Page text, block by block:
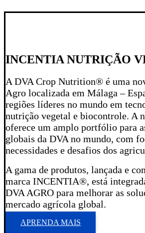
INCENTIA NUTRIÇÃO
A DVA Crop Nutrition® é uma
Agro localizada em Málaga –
regiões líderes no mundo em
nutrição vegetal e biocontrole. A
oferece um amplo portfólio para
globais da DVA no mundo, com
necessidades e desafios dos
A gama de produtos, lançada e
marca INCENTIA®, está
DVA AGRO para melhorar as
mercado agrícola global.
APRENDA MAIS